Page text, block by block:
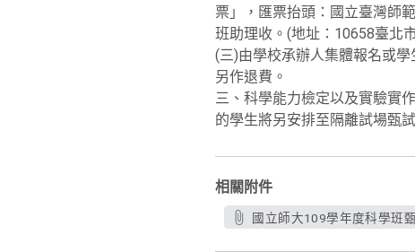
票」，匯票抬頭：國立臺灣師
班助理收。(地址：10658臺北
(三)由學校承辦人集體報名或
另作退費。
三、科學能力檢定以及實驗實
的學生將另安排至隔離試場甄
相關附件
國立師大109學年度科學班